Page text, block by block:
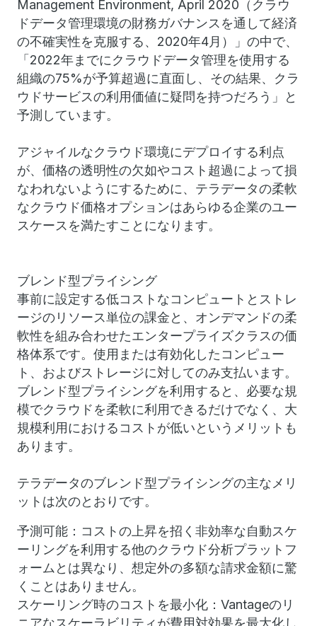
Management Environment, April 2020（クラウ
ドデータ管理環境の財務ガバナンスを通して経済
の不確実性を克服する、2020年4月）」の中で、
「2022年までにクラウドデータ管理を使用する
組織の75%が予算超過に直面し、その結果、クラ
ウドサービスの利用価値に疑問を持つだろう」と
予測しています。
アジャイルなクラウド環境にデプロイする利点
が、価格の透明性の欠如やコスト超過によって損
なわれないようにするために、テラデータの柔軟
なクラウド価格オプションはあらゆる企業のユー
スケースを満たすことになります。
ブレンド型プライシング
事前に設定する低コストなコンピュートとストレ
ージのリソース単位の課金と、オンデマンドの柔
軟性を組み合わせたエンタープライズクラスの価
格体系です。使用または有効化したコンピュー
ト、およびストレージに対してのみ支払います。
ブレンド型プライシングを利用すると、必要な規
模でクラウドを柔軟に利用できるだけでなく、大
規模利用におけるコストが低いというメリットも
あります。
テラデータのブレンド型プライシングの主なメリ
ットは次のとおりです。
予測可能：コストの上昇を招く非効率な自動スケ
ーリングを利用する他のクラウド分析プラットフ
ォームとは異なり、想定外の多額な請求金額に驚
くことはありません。
スケーリング時のコストを最小化：Vantageのリ
ニアなスケーラビリティが費用対効果を最大化し